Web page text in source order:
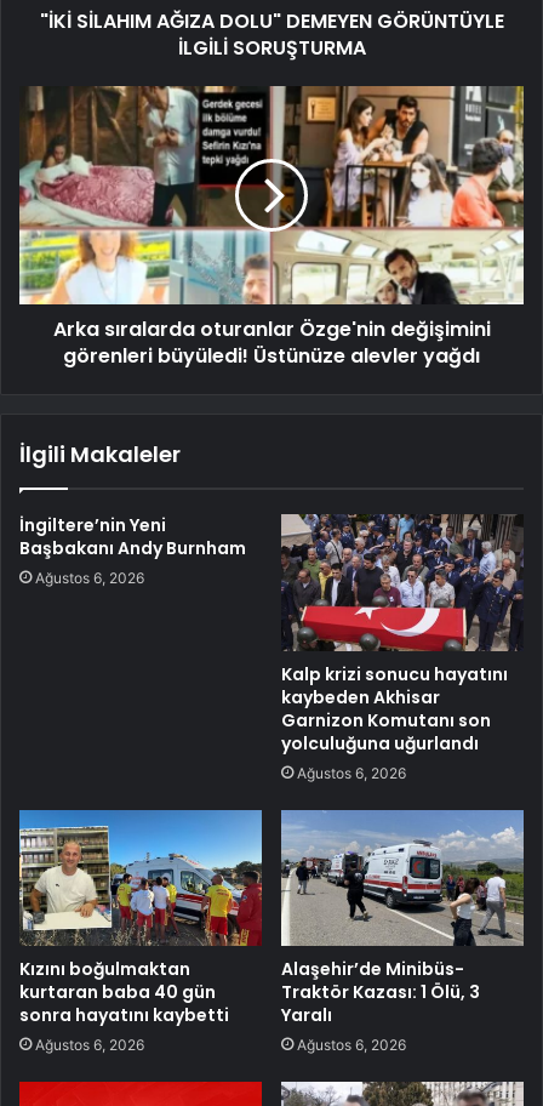
"İKİ SİLAHIM AĞIZA DOLU" DEMEYEN GÖRÜNTÜYLE
İLGİLİ SORUŞTURMA
Arka sıralarda oturanlar Özge'nin değişimini
görenleri büyüledi! Üstünüze alevler yağdı
İlgili Makaleler
İngiltere’nin Yeni
Başbakanı Andy Burnham
Ağustos 6, 2026
Kalp krizi sonucu hayatını
kaybeden Akhisar
Garnizon Komutanı son
yolculuğuna uğurlandı
Ağustos 6, 2026
Kızını boğulmaktan
kurtaran baba 40 gün
sonra hayatını kaybetti
Ağustos 6, 2026
Alaşehir’de Minibüs-
Traktör Kazası: 1 Ölü, 3
Yaralı
Ağustos 6, 2026